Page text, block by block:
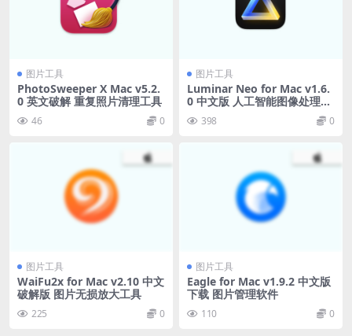
图片工具
PhotoSweeper X Mac v5.2.
0 英文破解 重复照片清理工具
46 0
图片工具
Luminar Neo for Mac v1.6.
0 中文版 人工智能图像处理软
件 398 0
图片工具
WaiFu2x for Mac v2.10 中文
破解版 图片无损放大工具
225 0
图片工具
Eagle for Mac v1.9.2 中文版
下载 图片管理软件
110 0